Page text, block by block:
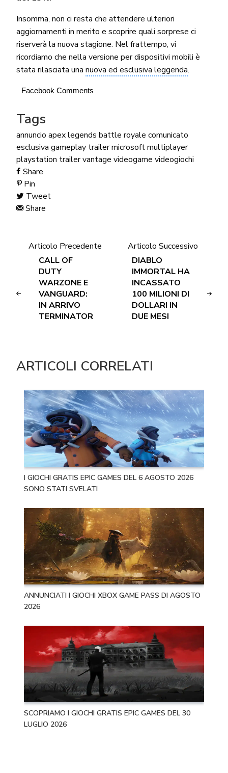
Insomma, non ci resta che attendere ulteriori
aggiornamenti in merito e scoprire quali sorprese ci
riserverà la nuova stagione. Nel frattempo, vi
ricordiamo che nella versione per dispositivi mobili è
stata rilasciata unanuova ed esclusiva leggenda.
Facebook Comments
Tags
annuncio apex legends battle royale comunicato
esclusiva gameplay trailermicrosoftmultiplayer
playstation trailervantage videogame videogiochi
Share
Pin
Tweet
Share
Articolo Precedente
CALL OF
DUTY
WARZONE E
VANGUARD:
IN ARRIVO
TERMINATOR
Articolo Successivo
DIABLO
IMMORTAL HA
INCASSATO
100 MILIONI DI
DOLLARI IN
DUE MESI
ARTICOLI CORRELATI
I GIOCHI GRATIS EPIC GAMES DEL 6 AGOSTO 2026
SONO STATI SVELATI
ANNUNCIATI I GIOCHI XBOX GAME PASS DI AGOSTO
2026
SCOPRIAMO I GIOCHI GRATIS EPIC GAMES DEL 30
LUGLIO 2026